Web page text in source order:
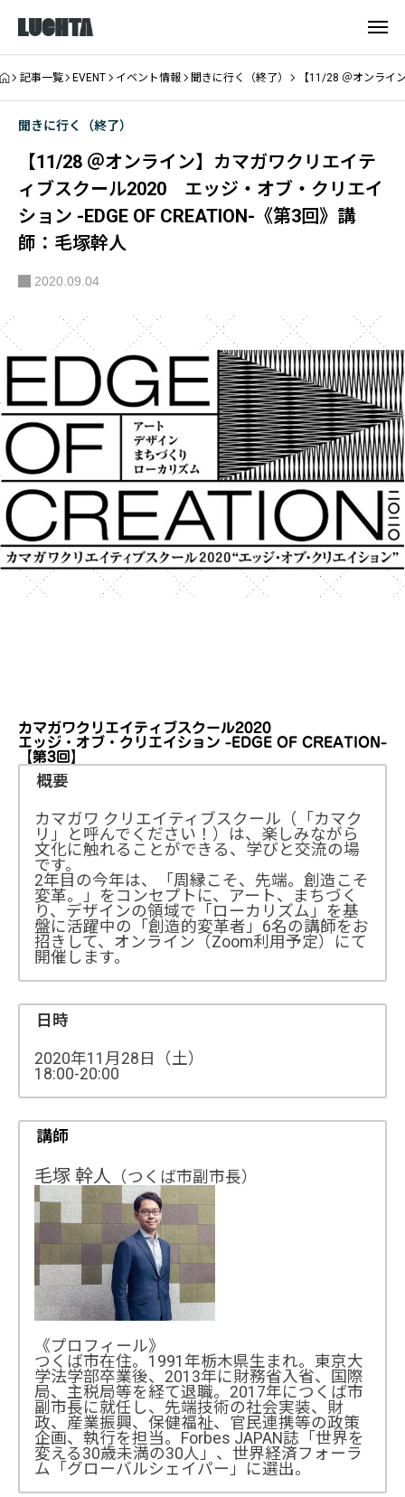
記事一覧 EVENT イベント情報 聞きに行く（終了） 【11/28 ＠オンライ
聞きに行く（終了）
【11/28 ＠オンライン】カマガワクリエイテ
ィブスクール2020 エッジ・オブ・クリエイ
ション -EDGE OF CREATION-《第3回》講
師：毛塚幹人
2020.09.04
カマガワクリエイティブスクール2020
エッジ・オブ・クリエイション -EDGE OF CREATION-
【第3回】
概要
カマガワ クリエイティブスクール（「カマク
リ」と呼んでください！）は、楽しみながら
文化に触れることができる、学びと交流の場
です。
2年目の今年は、「周縁こそ、先端。創造こそ
変革。」をコンセプトに、アート、まちづく
り、デザインの領域で「ローカリズム」を基
盤に活躍中の「創造的変革者」6名の講師をお
招きして、オンライン（Zoom利用予定）にて
開催します。
日時
2020年11月28日（土）
18:00-20:00
講師
毛塚 幹人 （つくば市副市長）
《プロフィール》
つくば市在住。1991年栃木県生まれ。東京大
学法学部卒業後、2013年に財務省入省、国際
局、主税局等を経て退職。2017年につくば市
副市長に就任し、先端技術の社会実装、財
政、産業振興、保健福祉、官民連携等の政策
企画、執行を担当。Forbes JAPAN誌「世界を
変える30歳未満の30人」、世界経済フォーラ
ム「グローバルシェイパー」に選出。